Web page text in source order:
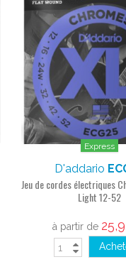
Express
D'addario
Jeu de cordes électriques
Light 12-52
à partir de